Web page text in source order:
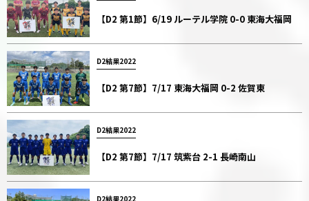
【D2 第1節】6/19 ルーテル学院 0-0 東海大福岡
D2結果2022
【D2 第7節】7/17 東海大福岡 0-2 佐賀東
D2結果2022
【D2 第7節】7/17 筑紫台 2-1 長崎南山
D2結果2022